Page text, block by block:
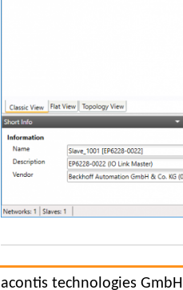
acontis technologies GmbH